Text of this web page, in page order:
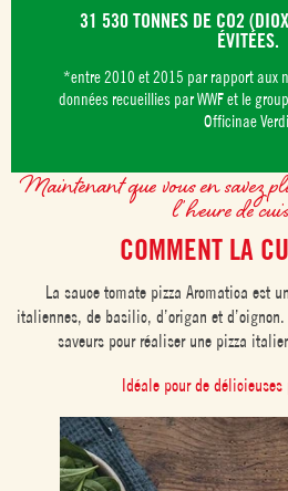
31 530 TONNES DE CO2
ÉVITÉES.
*entre 2010 et 2015 par rapport aux
données recueillies par WWF et le
Officinae
Maintenant que vous en savez
l’heure de
COMMENT LA
La sauce tomate pizza Aromatica est
italiennes, de basilic, d’origan et
saveurs pour réaliser une pizza
Idéale pour de délicieuses